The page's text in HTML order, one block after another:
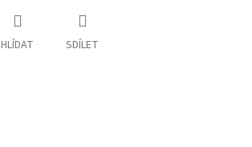
HLÍDAT SDÍLET